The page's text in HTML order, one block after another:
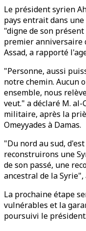
Le président syrien
pays entrait dans
"digne de son présent
premier anniversaire
Assad, a rapporté
"Personne, aussi
notre chemin. Aucun
ensemble, nous
veut." a déclaré M.
militaire, après la
Omeyyades à Damas.
"Du nord au sud,
reconstruirons une
de son passé, une
ancestral de la
La prochaine étape
vulnérables et la
poursuivi le président.